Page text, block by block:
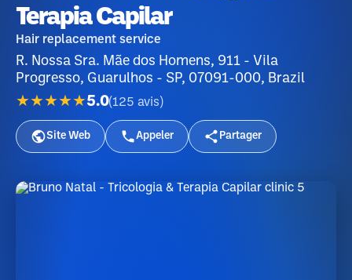
Terapia Capilar
Hair replacement service
R. Nossa Sra. Mãe dos Homens, 911 - Vila
Progresso, Guarulhos - SP, 07091-000, Brazil
★★★★★5.0(125 avis )
Site Web Appeler Partager